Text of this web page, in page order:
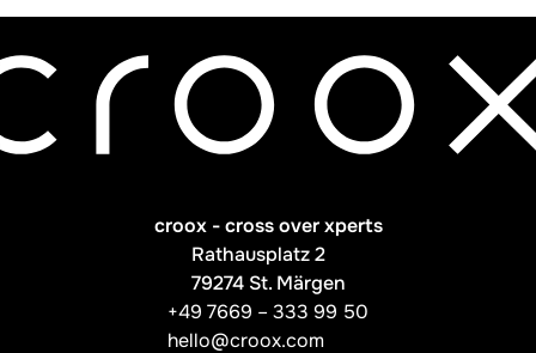
croox - cross over xperts
Rathausplatz 2
79274 St. Märgen
+49 7669 – 333 99 50
hello@croox.com